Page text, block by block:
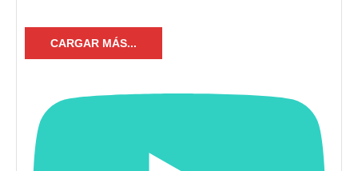
CARGAR MÁS...